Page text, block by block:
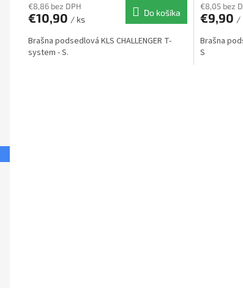
€8,86 bez DPH
€10,90 / ks
Do košíka
Brašna podsedlová KLS CHALLENGER T-
system - S.
€8,05 bez
€9,90 /
Brašna
S